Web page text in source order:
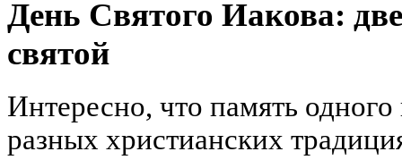
День Святого Иакова:
святой
Интересно, что память
разных христианских